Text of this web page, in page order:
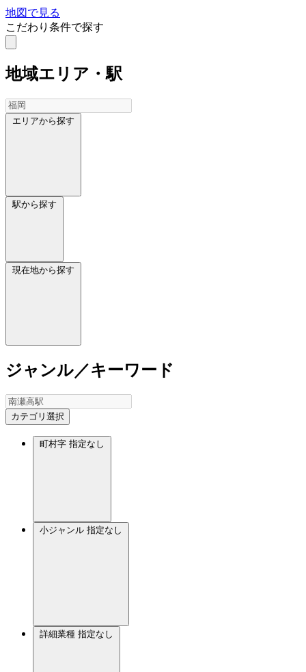
地図で見る
こだわり条件で探す
地域エリア・駅
エリアから探す
駅から探す
現在地から探す
ジャンル／キーワード
カテゴリ選択
町村字 指定なし
小ジャンル 指定なし
詳細業種 指定なし